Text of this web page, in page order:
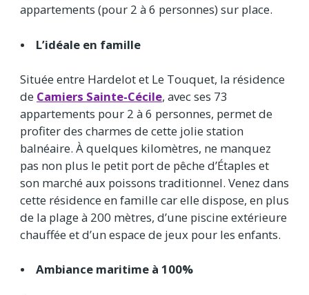
appartements (pour 2 à 6 personnes) sur place.
• L’idéale en famille
Située entre Hardelot et Le Touquet, la résidence
de Camiers Sainte-Cécile, avec ses 73
appartements pour 2 à 6 personnes, permet de
profiter des charmes de cette jolie station
balnéaire. À quelques kilomètres, ne manquez
pas non plus le petit port de pêche d’Étaples et
son marché aux poissons traditionnel. Venez dans
cette résidence en famille car elle dispose, en plus
de la plage à 200 mètres, d’une piscine extérieure
chauffée et d’un espace de jeux pour les enfants.
• Ambiance maritime à 100%